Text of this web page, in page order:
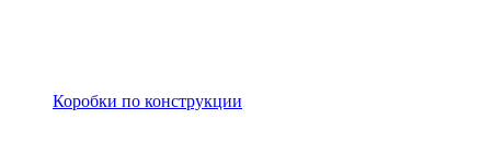
Коробки по конструкции